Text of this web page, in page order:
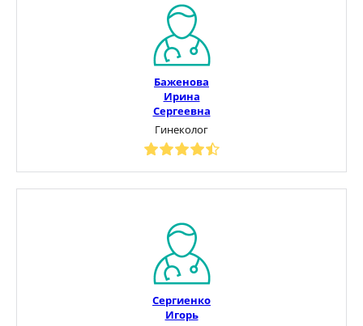
Баженова
Ирина
Сергеевна
Гинеколог
Сергиенко
Игорь